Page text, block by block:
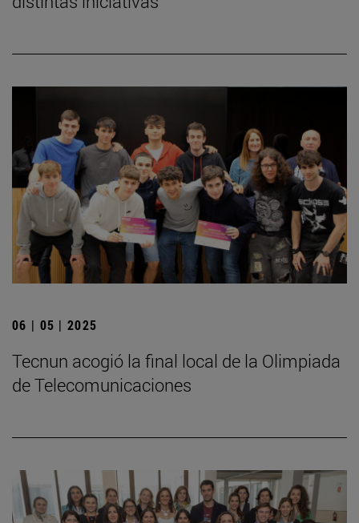
06 | 05 | 2025
­Tecnun acogió la final local de la Olimpiada
de Telecomunicaciones